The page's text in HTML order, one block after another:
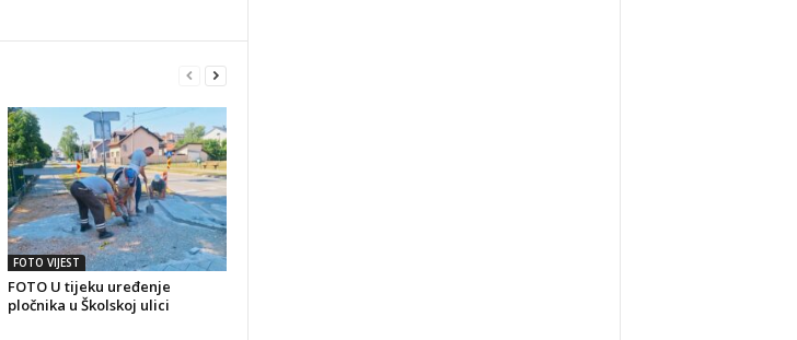
FOTO VIJEST
FOTO U tijeku uređenje
pločnika u Školskoj ulici